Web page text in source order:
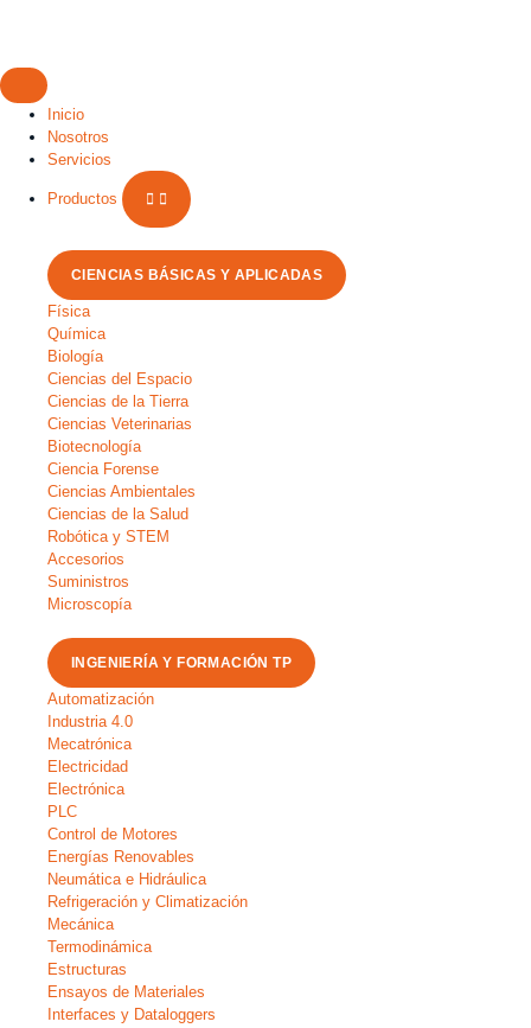
Inicio
Nosotros
Servicios
Productos
CIENCIAS BÁSICAS Y APLICADAS
Física
Química
Biología
Ciencias del Espacio
Ciencias de la Tierra
Ciencias Veterinarias
Biotecnología
Ciencia Forense
Ciencias Ambientales
Ciencias de la Salud
Robótica y STEM
Accesorios
Suministros
Microscopía
INGENIERÍA Y FORMACIÓN TP
Automatización
Industria 4.0
Mecatrónica
Electricidad
Electrónica
PLC
Control de Motores
Energías Renovables
Neumática e Hidráulica
Refrigeración y Climatización
Mecánica
Termodinámica
Estructuras
Ensayos de Materiales
Interfaces y Dataloggers